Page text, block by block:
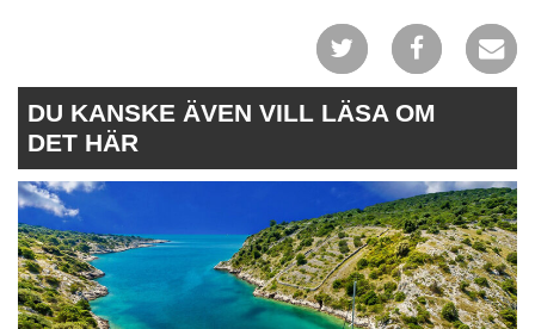
DU KANSKE ÄVEN VILL LÄSA OM
DET HÄR